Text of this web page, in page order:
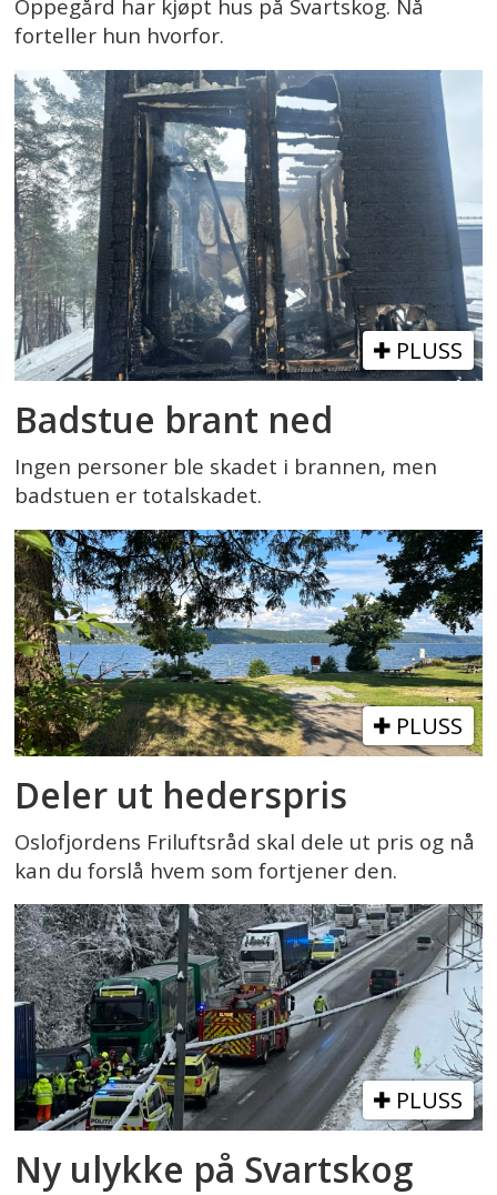
Oppegård har kjøpt hus på Svartskog. Nå
forteller hun hvorfor.
PLUSS
Badstue brant ned
Ingen personer ble skadet i brannen, men
badstuen er totalskadet.
PLUSS
Deler ut hederspris
Oslofjordens Friluftsråd skal dele ut pris og nå
kan du forslå hvem som fortjener den.
PLUSS
Ny ulykke på Svartskog